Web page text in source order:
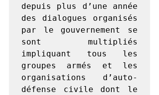
depuis plus d’une année
des dialogues organisés
par le gouvernement se
sont multipliés
impliquant tous les
groupes armés et les
organisations d’auto-
défense civile dont le